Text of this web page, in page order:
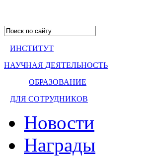
ИНСТИТУТ
НАУЧНАЯ ДЕЯТЕЛЬНОСТЬ
ОБРАЗОВАНИЕ
ДЛЯ СОТРУДНИКОВ
Новости
Награды